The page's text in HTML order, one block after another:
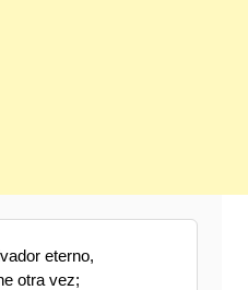
eterno,
otra vez;